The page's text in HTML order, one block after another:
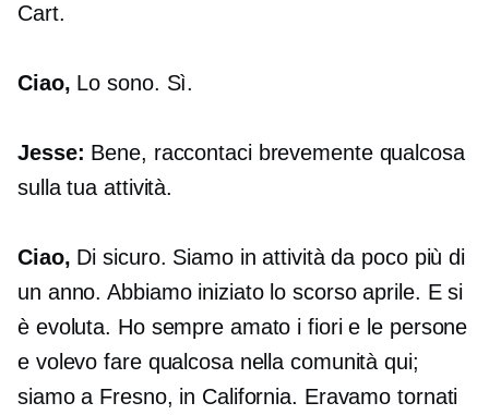
Cart.
Ciao, Lo sono. Sì.
Jesse: Bene, raccontaci brevemente qualcosa
sulla tua attività.
Ciao, Di sicuro. Siamo in attività da poco più di
un anno. Abbiamo iniziato lo scorso aprile. E si
è evoluta. Ho sempre amato i fiori e le persone
e volevo fare qualcosa nella comunità qui;
siamo a Fresno, in California. Eravamo tornati